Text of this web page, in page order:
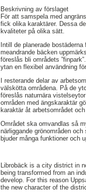
Beskrivning av förslaget
För att samspela med
fick olika karaktärer. Dessa
kvaliteter på olika sätt.
Intill de planerade
meandrande bäcken
föreslås bli områdets
ytan en flexibel användning
I resterande delar av
välskötta områdena. På de
föreslås naturnära
områden med ängskaraktär
karaktär åt arbetsområdet
Området ska omvandlas så
närliggande grönområden
bjuder många funktioner och
Librobäck is a city district in
being transformed from an
develop. For this reason
the new character of the